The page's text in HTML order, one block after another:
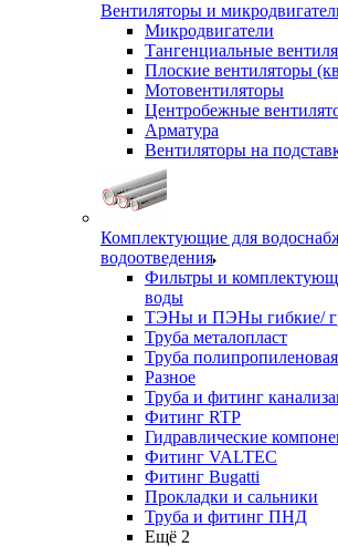
Вентиляторы и
Микродвигатели
Тангенциальные
Плоские вентиляторы
Мотовентиляторы
Центробежные
Арматура
Вентиляторы на
Комплектующие для
водоотведения
Фильтры и
воды
ТЭНы и ПЭНы гибкие/
Труба металопласт
Труба полипропиленовая
Разное
Труба и фитинг
Фитинг RTP
Гидравлические
Фитинг VALTEC
Фитинг Bugatti
Прокладки и сальники
Труба и фитинг ПНД
Ещё 2